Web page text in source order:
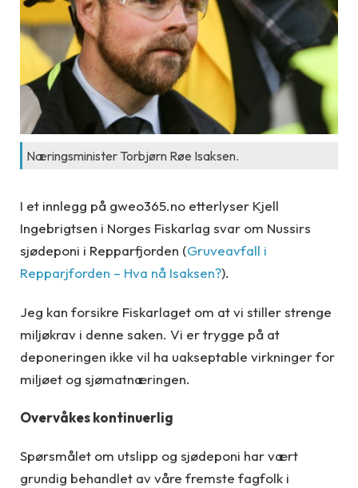
Næringsminister Torbjørn Røe Isaksen.
I et innlegg på gweo365.no etterlyser Kjell
Ingebrigtsen i Norges Fiskarlag svar om Nussirs
sjødeponi i Repparfjorden (Gruveavfall i
Repparjforden – Hva nå Isaksen?).
Jeg kan forsikre Fiskarlaget om at vi stiller strenge
miljøkrav i denne saken. Vi er trygge på at
deponeringen ikke vil ha uakseptable virkninger for
miljøet og sjømatnæringen.
Overvåkes kontinuerlig
Spørsmålet om utslipp og sjødeponi har vært
grundig behandlet av våre fremste fagfolk i